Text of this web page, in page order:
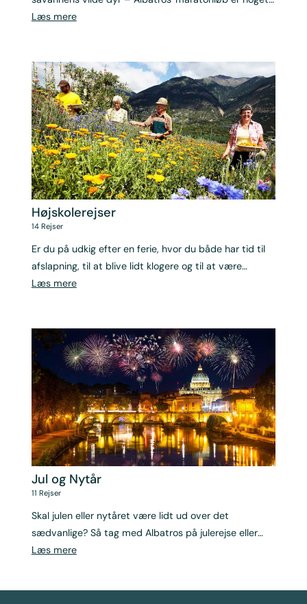
ud over det sædvanlige.
Læs mere
Højskolerejser
14 Rejser
Er du på udkig efter en ferie, hvor du både har tid til
afslapning, til at blive lidt klogere og til at være
sammen med en hel flok andre ligesindede? Så tag
Læs mere
Jul og Nytår
11 Rejser
Skal julen eller nytåret være lidt ud over det
sædvanlige? Så tag med Albatros på julerejse eller
nytårsrejse.
Læs mere